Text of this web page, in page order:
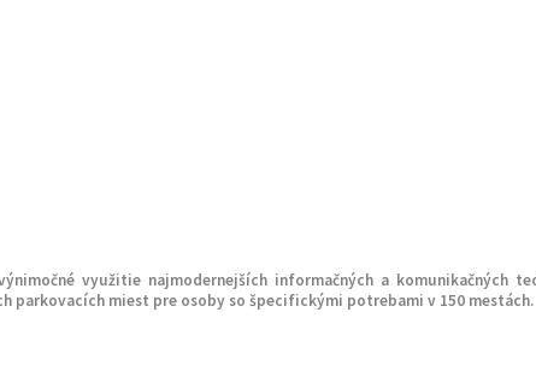
využitie najmodernejších informačných a komunikačných
miest pre osoby so špecifickými potrebami v 150 mestách.